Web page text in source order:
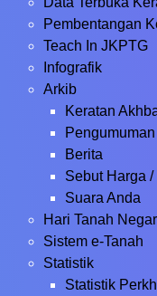
Pembentangan
Teach In JKPTG
Infografik
Arkib
Keratan
Pengumuman
Berita
Sebut Harga /
Suara Anda
Hari Tanah
Sistem e-Tanah
Statistik
Statistik